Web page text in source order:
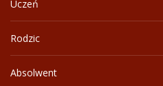
Uczeń
Rodzic
Absolwent